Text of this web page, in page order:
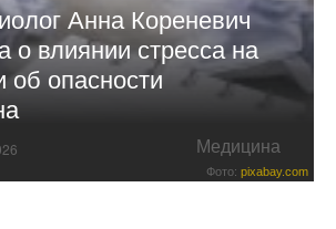
Анна Кореневич
о влиянии стресса на
об опасности
Медицина
Фото: pixabay.com